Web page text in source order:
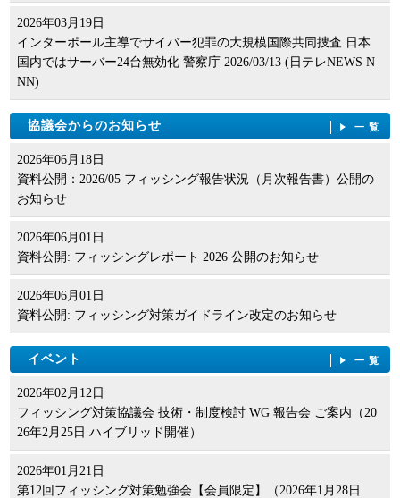
2026年03月19日
インターポール主導でサイバー犯罪の大規模国際共同捜査 日本
国内ではサーバー24台無効化 警察庁 2026/03/13 (日テレNEWS N
NN)
協議会からのお知らせ 一覧
2026年06月18日
資料公開：2026/05 フィッシング報告状況（月次報告書）公開の
お知らせ
2026年06月01日
資料公開: フィッシングレポート 2026 公開のお知らせ
2026年06月01日
資料公開: フィッシング対策ガイドライン改定のお知らせ
イベント 一覧
2026年02月12日
フィッシング対策協議会 技術・制度検討 WG 報告会 ご案内（20
26年2月25日 ハイブリッド開催）
2026年01月21日
第12回フィッシング対策勉強会【会員限定】（2026年1月28日